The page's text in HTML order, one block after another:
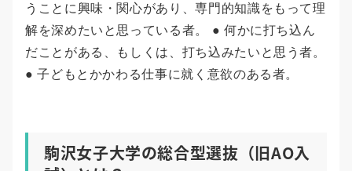
うことに興味・関心があり、専門的知識をもって理
解を深めたいと思っている者。 ● 何かに打ち込ん
だことがある、もしくは、打ち込みたいと思う者。
● 子どもとかかわる仕事に就く意欲のある者。
駒沢女子大学の総合型選抜（旧AO入